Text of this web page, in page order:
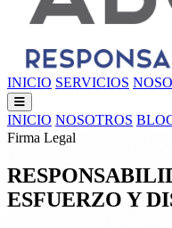
INICIO SERVICIOS
INICIO NOSOTROS
Firma Legal
ESFUERZO Y